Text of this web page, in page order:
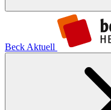
Beck Aktuell